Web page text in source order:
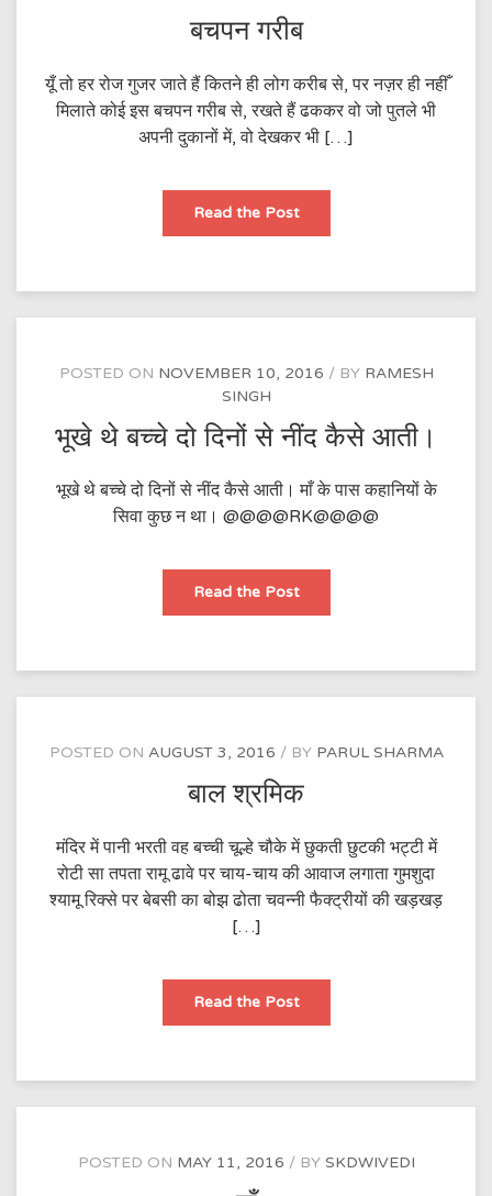
बचपन गरीब
यूँ तो हर रोज गुजर जाते हैं कितने ही लोग करीब से, पर नज़र ही नहीँ
मिलाते कोई इस बचपन गरीब से, रखते हैं ढककर वो जो पुतले भी
अपनी दुकानों में, वो देखकर भी […]
Read the Postबचपन
POSTED ON NOVEMBER 10, 2016 BY RAMESH
SINGH
भूखे थे बच्चे दो दिनों से नींद कैसे आती।
भूखे थे बच्चे दो दिनों से नींद कैसे आती। माँ के पास कहानियों के
सिवा कुछ न था। @@@@RK@@@@
Read the Postभूखे
बच्चे
से
कैसे
POSTED ON AUGUST 3, 2016 BY PARUL SHARMA
बाल श्रमिक
मंदिर में पानी भरती वह बच्ची चूल्हे चौके में छुकती छुटकी भट्टी में
रोटी सा तपता रामू ढावे पर चाय-चाय की आवाज लगाता गुमशुदा
श्यामू रिक्से पर बेबसी का बोझ ढोता चवन्नी फैक्ट्रीयों की खड़खड़
[…]
Read the Postबाल
POSTED ON MAY 11, 2016 BY SKDWIVEDI